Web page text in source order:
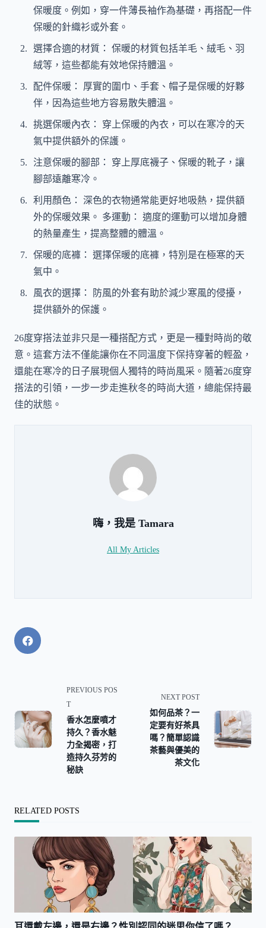
保暖度。例如，穿一件薄長袖作為基礎，再搭配一件
保暖的針織衫或外套。
選擇合適的材質： 保暖的材質包括羊毛、絨毛、羽
絨等，這些都能有效地保持體溫。
配件保暖： 厚實的圍巾、手套、帽子是保暖的好夥
伴，因為這些地方容易散失體溫。
挑選保暖內衣： 穿上保暖的內衣，可以在寒冷的天
氣中提供額外的保護。
注意保暖的腳部： 穿上厚底襪子、保暖的靴子，讓
腳部遠離寒冷。
利用顏色： 深色的衣物通常能更好地吸熱，提供額
外的保暖效果。 多運動： 適度的運動可以增加身體
的熱量產生，提高整體的體溫。
保暖的底褲： 選擇保暖的底褲，特別是在極寒的天
氣中。
風衣的選擇： 防風的外套有助於減少寒風的侵擾，
提供額外的保護。
26度穿搭法並非只是一種搭配方式，更是一種對時尚的敬
意。這套方法不僅能讓你在不同溫度下保持穿著的輕盈，
還能在寒冷的日子展現個人獨特的時尚風采。隨著26度穿
搭法的引領，一步一步走進秋冬的時尚大道，總能保持最
佳的狀態。
嗨，我是 Tamara
All My Articles
subtitle
screen-
reader-
text">Page</span>
PREVIOUS POS
T
香水怎麼噴才
持久？香水魅
力全揭密，打
造持久芬芳的
秘訣
NEXT POST
如何品茶？一
定要有好茶具
嗎？簡單認識
茶藝與優美的
茶文化
RELATED POSTS